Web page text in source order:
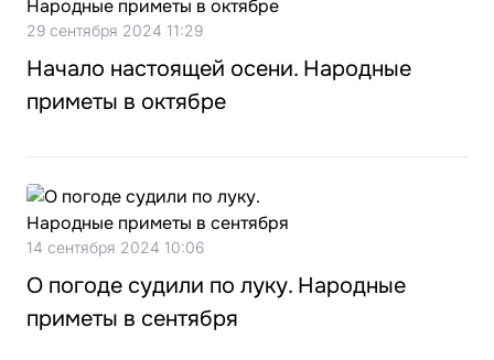
29 сентября 2024 11:29
Начало настоящей осени. Народные
приметы в октябре
14 сентября 2024 10:06
О погоде судили по луку. Народные
приметы в сентября